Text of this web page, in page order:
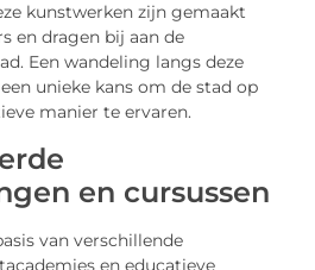
kunstwerken zijn gemaakt
en dragen bij aan de
Een wandeling langs deze
unieke kans om de stad op
manier te ervaren.
en cursussen
van verschillende
en educatieve